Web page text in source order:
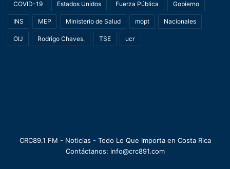
COVID-19 Estados Unidos Fuerza Pública Gobierno
INS MEP Ministerio de Salud mopt Nacionales
OIJ Rodrigo Chaves. TSE ucr
CRC89.1 FM - Noticias - Todo Lo Que Importa en Costa Rica
Contáctanos: info@crc891.com